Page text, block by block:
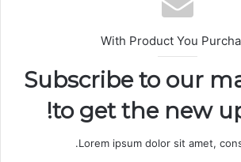
With Product You
Subscribe to our
to get the new
Lorem ipsum dolor sit amet,